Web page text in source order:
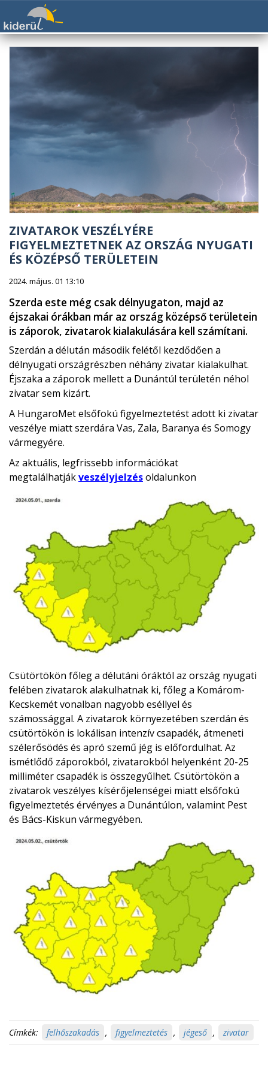
ZIVATAROK VESZÉLYÉRE
FIGYELMEZTETNEK AZ ORSZÁG NYUGATI
ÉS KÖZÉPSŐ TERÜLETEIN
2024. május. 01 13:10
Szerda este még csak délnyugaton, majd az
éjszakai órákban már az ország középső területein
is záporok, zivatarok kialakulására kell számítani.
Szerdán a délután második felétől kezdődően a
délnyugati országrészben néhány zivatar kialakulhat.
Éjszaka a záporok mellett a Dunántúl területén néhol
zivatar sem kizárt.
A HungaroMet elsőfokú figyelmeztetést adott ki zivatar
veszélye miatt szerdára Vas, Zala, Baranya és Somogy
vármegyére.
Az aktuális, legfrissebb információkat
megtalálhatjákveszélyjelzésoldalunkon
Csütörtökön főleg a délutáni óráktól az ország nyugati
felében zivatarok alakulhatnak ki, főleg a Komárom-
Kecskemét vonalban nagyobb eséllyel és
számossággal. A zivatarok környezetében szerdán és
csütörtökön is lokálisan intenzív csapadék, átmeneti
szélerősödés és apró szemű jég is előfordulhat. Az
ismétlődő záporokból, zivatarokból helyenként 20-25
milliméter csapadék is összegyűlhet. Csütörtökön a
zivatarok veszélyes kísérőjelenségei miatt elsőfokú
figyelmeztetés érvényes a Dunántúlon, valamint Pest
és Bács-Kiskun vármegyében.
Címkék: felhőszakadás , figyelmeztetés , jégeső , zivatar